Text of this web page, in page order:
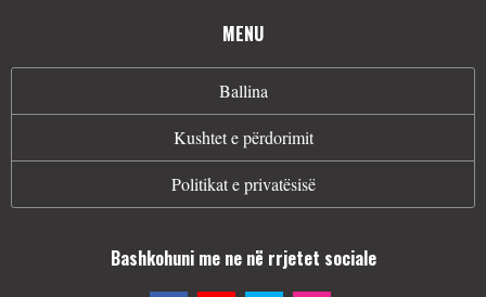
MENU
Ballina
Kushtet e përdorimit
Politikat e privatësisë
Bashkohuni me ne në rrjetet sociale